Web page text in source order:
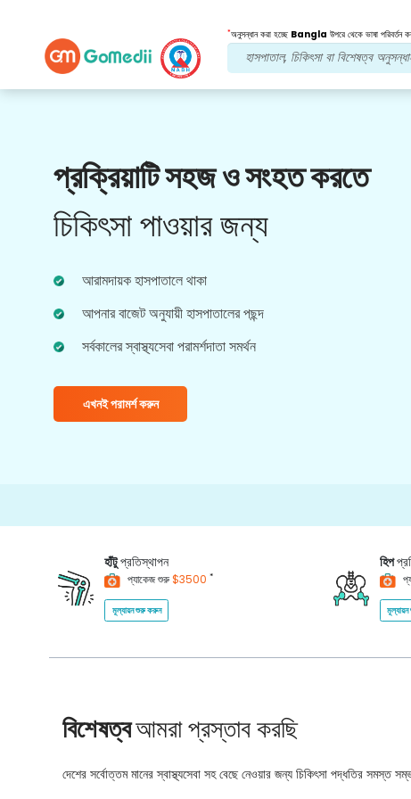
*অনুসন্ধান করা হচ্ছে Bangla উপরে থেকে ভাষা পরিবর্তন
প্রক্রিয়াটি সহজ ও সংহত করতে
চিকিৎসা পাওয়ার জন্য
আরামদায়ক হাসপাতালে থাকা
আপনার বাজেট অনুযায়ী হাসপাতালের পছন্দ
সর্বকালের স্বাস্থ্যসেবা পরামর্শদাতা সমর্থন
এখনই পরামর্শ করুন
আমাদের সুবিধা
পোস্ট চিকিত্সাঅনুসরণ যত্ন
আপনার সমস্যার সমাধান করার জন্য আমাদের দলের সাথে 24x7
চিকিৎসা এবং রোগীর সহায়তা পান। আপনার চিকিৎসার
হাঁটুপ্রতিস্থাপন
প্যাকেজ শুরু$3500 *
মূল্যায়ন শুরু করুন
হিপ
বিশেষত্বআমরা প্রস্তাব করছি
দেশের সর্বোত্তম মানের স্বাস্থ্যসেবা সহ বেছে নেওয়ার জন্য চিকিৎসা পদ্ধতির সমস্ত